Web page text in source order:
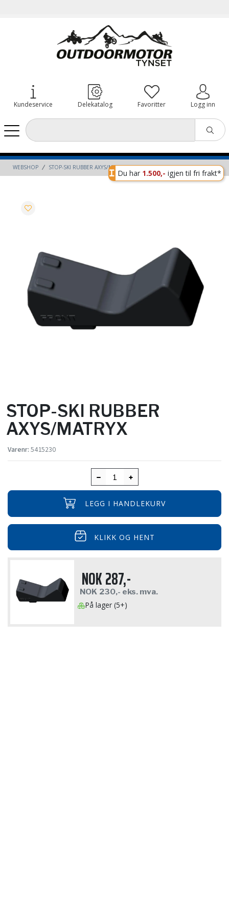
Kundeservice Delekatalog Favoritter Logg inn
WEBSHOP STOP-SKI RUBBER AXYS/MATRYX
Du har 1.500,- igjen til fri frakt*
STOP-SKI RUBBER
AXYS/MATRYX
Varenr: 5415230
LEGG I HANDLEKURV
KLIKK OG HENT
NOK287,-
NOK 230,- eks. mva.
På lager (5+)